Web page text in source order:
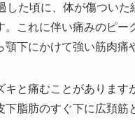
した頃に、体が傷つい
。これに伴い痛みのピ
下にかけて強い筋肉痛
キと痛むことがありま
下脂肪のすぐ下に広頚